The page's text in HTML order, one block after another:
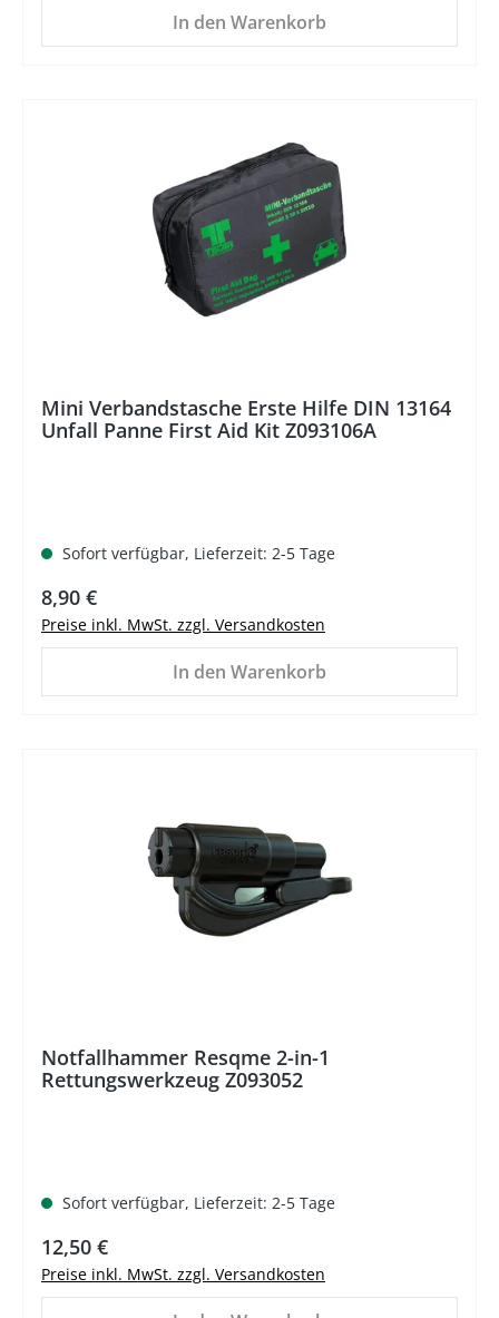
In den Warenkorb
Mini Verbandstasche Erste Hilfe DIN 13164
Unfall Panne First Aid Kit Z093106A
Sofort verfügbar, Lieferzeit: 2-5 Tage
Regulärer Preis:
8,90 €
Preise inkl. MwSt. zzgl. Versandkosten
In den Warenkorb
Notfallhammer Resqme 2-in-1
Rettungswerkzeug Z093052
Sofort verfügbar, Lieferzeit: 2-5 Tage
Regulärer Preis:
12,50 €
Preise inkl. MwSt. zzgl. Versandkosten